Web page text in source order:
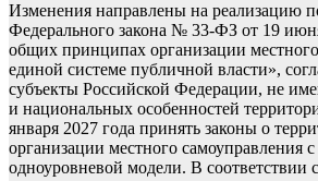
Изменения направлены на реализацию
Федерального закона № 33-ФЗ от 19
общих принципах организации
единой системе публичной власти»,
субъекты Российской Федерации, не
и национальных особенностей
января 2027 года принять законы о
организации местного самоуправления
одноуровневой модели. В соответствии